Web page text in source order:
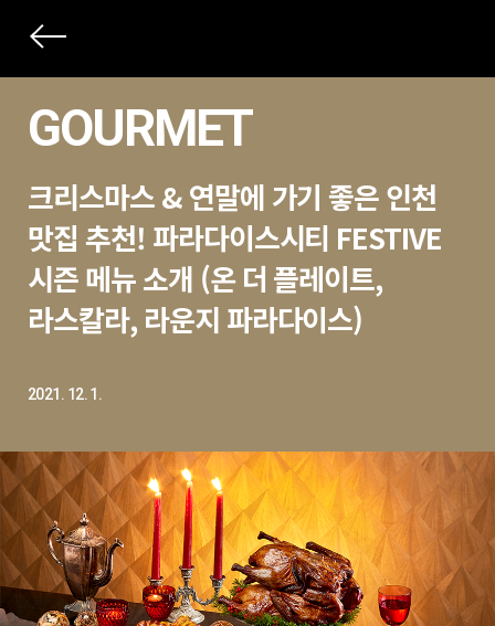
상
GOURMET
문
제
목
크리스마스 & 연말에 가기 좋은 인천
맛집 추천! 파라다이스시티 FESTIVE
시즌 메뉴 소개 (온 더 플레이트,
라스칼라, 라운지 파라다이스)
2021. 12. 1.
본
문